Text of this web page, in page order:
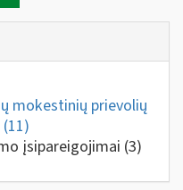
mokestinių prievolių
(11)
įsipareigojimai (3)